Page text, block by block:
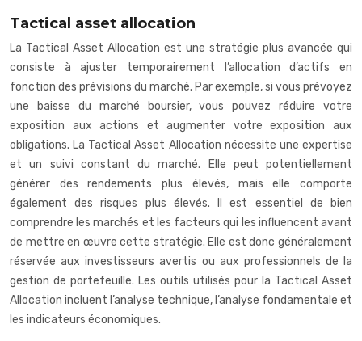
Tactical asset allocation
La Tactical Asset Allocation est une stratégie plus avancée qui
consiste à ajuster temporairement l’allocation d’actifs en
fonction des prévisions du marché. Par exemple, si vous prévoyez
une baisse du marché boursier, vous pouvez réduire votre
exposition aux actions et augmenter votre exposition aux
obligations. La Tactical Asset Allocation nécessite une expertise
et un suivi constant du marché. Elle peut potentiellement
générer des rendements plus élevés, mais elle comporte
également des risques plus élevés. Il est essentiel de bien
comprendre les marchés et les facteurs qui les influencent avant
de mettre en œuvre cette stratégie. Elle est donc généralement
réservée aux investisseurs avertis ou aux professionnels de la
gestion de portefeuille. Les outils utilisés pour la Tactical Asset
Allocation incluent l’analyse technique, l’analyse fondamentale et
les indicateurs économiques.